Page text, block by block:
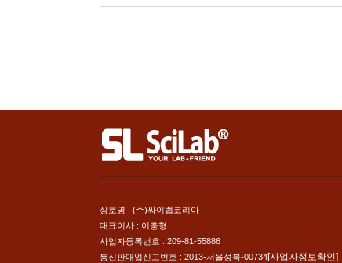
상호명 : (주)싸이랩코리아
대표이사 : 이충형
사업자등록번호 : 209-81-55886
통신판매업신고번호 : 2013-서울성북-00734[사업자정보확인]